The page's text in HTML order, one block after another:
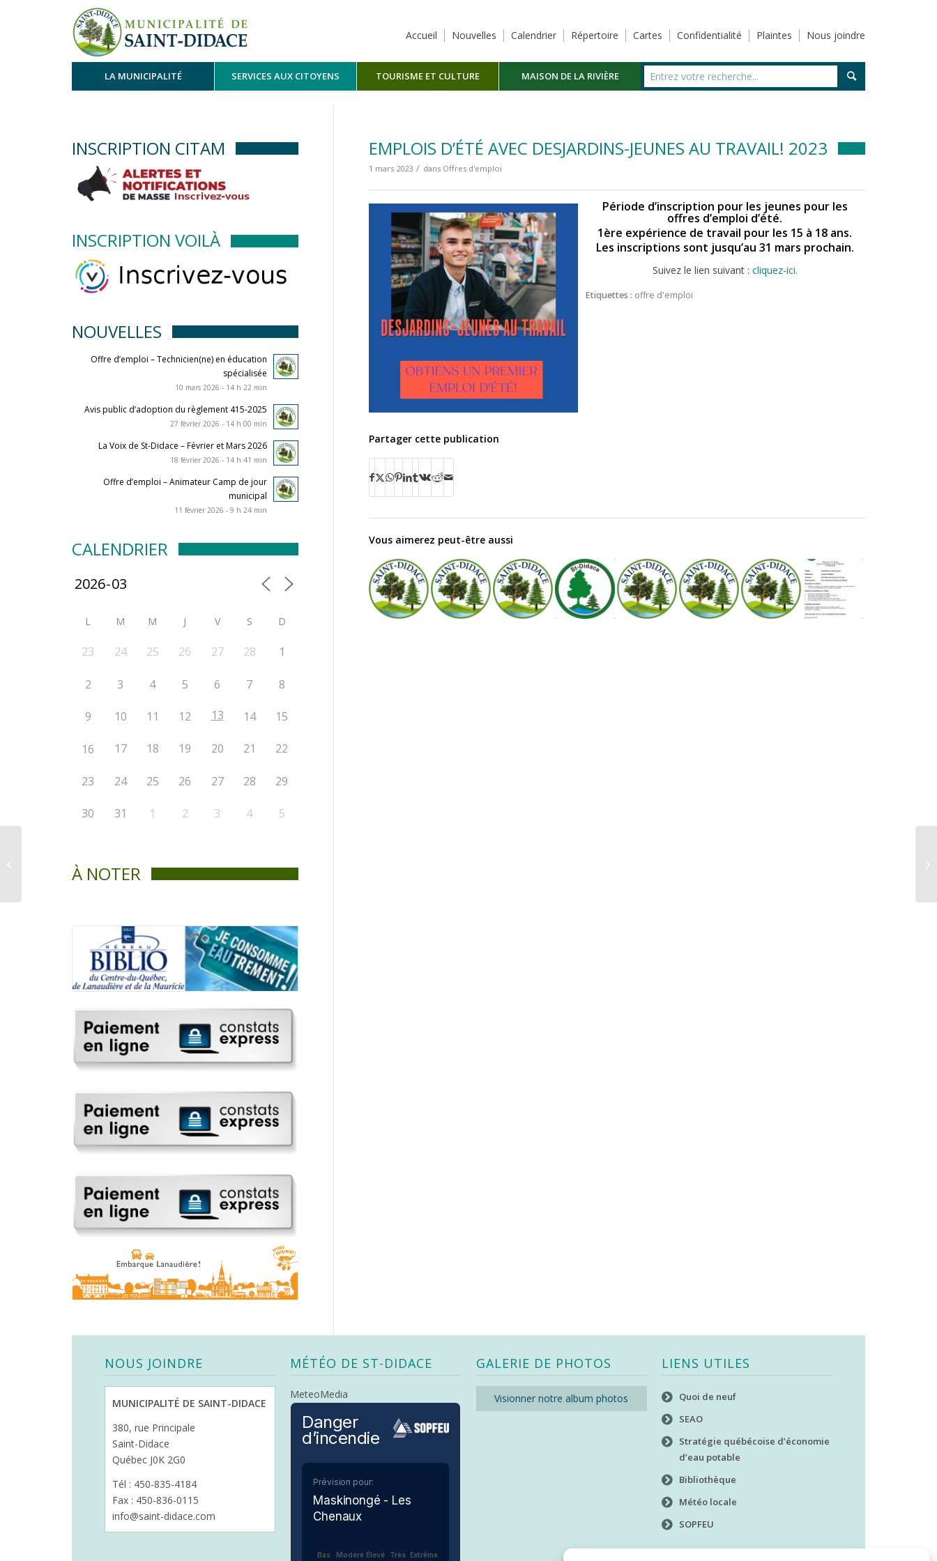
Accueil Nouvelles Calendrier Répertoire Cartes Confidentialité Plaintes Nous joindre
LA MUNICIPALITÉ SERVICES AUX CITOYENS TOURISME ET CULTURE MAISON DE LA RIVIÈRE
EMPLOIS D’ÉTÉ AVEC DESJARDINS-JEUNES AU TRAVAIL! 2023
1 mars 2023 / dans Offres d'emploi
Période d’inscription pour les jeunes pour les
offres d’emploi d’été.
1ère expérience de travail pour les 15 à 18 ans.
Les inscriptions sont jusqu’au 31 mars prochain.
Suivez le lien suivant : cliquez-ici.
Etiquettes : offre d'emploi
Partager cette publication
Vous aimerez peut-être aussi
INSCRIPTION CITAM
INSCRIPTION VOILÀ
NOUVELLES
Offre d’emploi – Technicien(ne) en éducation
spécialisée
10 mars 2026 - 14 h 22 min
Avis public d’adoption du règlement 415-2025
27 février 2026 - 14 h 00 min
La Voix de St-Didace – Février et Mars 2026
18 février 2026 - 14 h 41 min
Offre d’emploi – Animateur Camp de jour
municipal
11 février 2026 - 9 h 24 min
CALENDRIER
L M M J V S D
23 24 25 26 27 28 1
2 3 4 5 6 7 8
9 10 11 12 13 14 15
16 17 18 19 20 21 22
23 24 25 26 27 28 29
30 31 1 2 3 4 5
À NOTER
NOUS JOINDRE
MUNICIPALITÉ DE SAINT-DIDACE
380, rue Principale
Saint-Didace
Québec J0K 2G0
Tél : 450-835-4184
Fax : 450-836-0115
info@saint-didace.com
MÉTÉO DE ST-DIDACE
MeteoMedia
Danger
d’incendie
Prévision pour:
Maskinongé - Les
Chenaux
Bas Modéré Élevé Très Extrême
GALERIE DE PHOTOS
Visionner notre album photos
LIENS UTILES
Quoi de neuf
SEAO
Stratégie québécoise d’économie
d’eau potable
Bibliothèque
Météo locale
SOPFEU